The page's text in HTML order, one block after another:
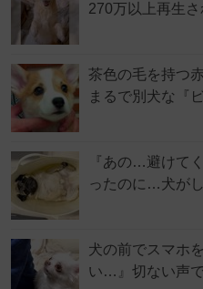
270万以上再生
茶色の毛を持つ
まるで別犬な『
『あの…避けて
ったのに…犬が
犬の前でスマホ
い…』切ない声